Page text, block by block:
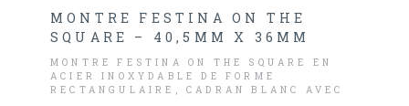
MONTRE FESTINA ON THE
SQUARE – 40,5MM X 36MM
MONTRE FESTINA ON THE SQUARE EN
ACIER INOXYDABLE DE FORME
RECTANGULAIRE, CADRAN BLANC AVEC